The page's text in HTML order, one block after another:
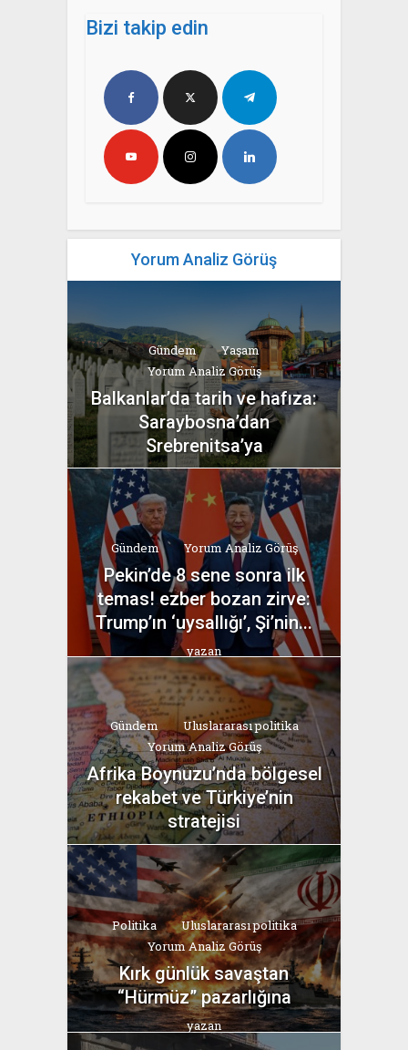
Bizi takip edin
Yorum Analiz Görüş
Gündem
Yaşam
Yorum Analiz Görüş
Balkanlar’da tarih ve hafıza:
Saraybosna’dan
Srebrenitsa’ya
yazan
Bahri Ak
Gündem Yorum Analiz Görüş
Pekin’de 8 sene sonra ilk
temas! ezber bozan zirve:
Trump’ın ‘uysallığı’, Şi’nin...
yazan
Bahri Ak
Gündem
Uluslararası politika
Yorum Analiz Görüş
Afrika Boynuzu’nda bölgesel
rekabet ve Türkiye’nin
stratejisi
yazan
Bahri Ak
Politika
Uluslararası politika
Yorum Analiz Görüş
Kırk günlük savaştan
“Hürmüz” pazarlığına
yazan
Bahri Ak